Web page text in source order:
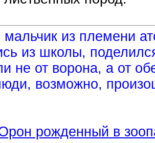
из племени
из школы,
не от ворона, а от
возможно,
рожденный в